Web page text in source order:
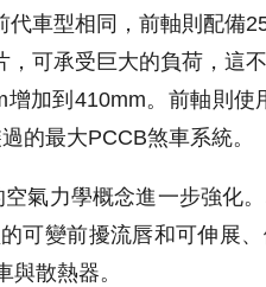
車型相同，前軸則配備
可承受巨大的負荷，這
加到410mm。前軸則使
的最大PCCB煞車系統。
氣力學概念進一步強化
可變前擾流唇和可伸展
散熱器。